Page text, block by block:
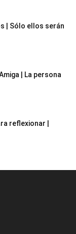
| Sólo ellos serán
| La persona
reflexionar |